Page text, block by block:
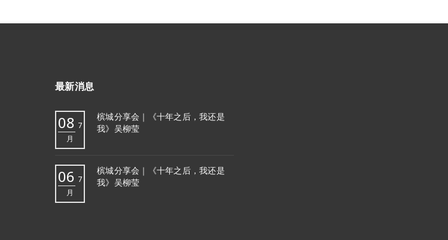
最新消息
08 7
月
槟城分享会｜《十年之后，我还是
我》吴柳莹
06 7
月
槟城分享会｜《十年之后，我还是
我》吴柳莹